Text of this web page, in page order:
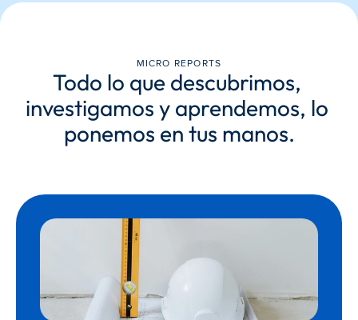
MICRO REPORTS
Todo lo que descubrimos,
investigamos y aprendemos, lo
ponemos en tus manos.